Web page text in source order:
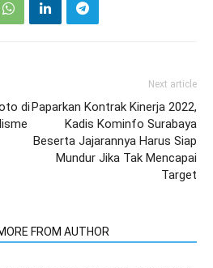
di
Next article
Paparkan Kontrak Kinerja 2022,
Kadis Kominfo Surabaya
Beserta Jajarannya Harus Siap
Mundur Jika Tak Mencapai
Target
FROM AUTHOR